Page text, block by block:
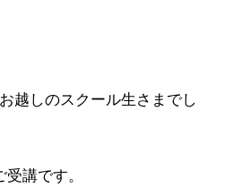
越しのスクール生さまでし
講です。